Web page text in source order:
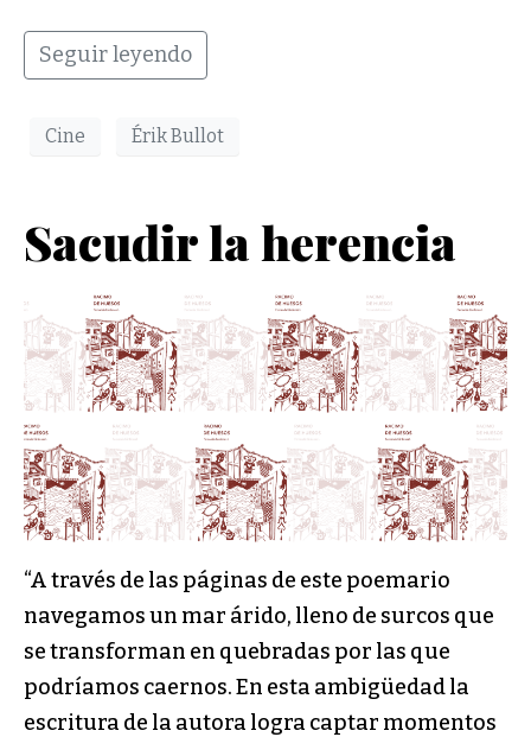
Seguir leyendo
Cine Érik Bullot
Sacudir la herencia
“A través de las páginas de este poemario
navegamos un mar árido, lleno de surcos que
se transforman en quebradas por las que
podríamos caernos. En esta ambigüedad la
escritura de la autora logra captar momentos